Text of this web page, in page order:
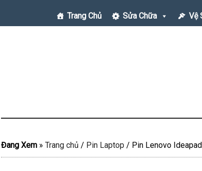
Trang Chủ Sửa Chữa Vệ
Đang Xem » Trang chủ / Pin Laptop / Pin Lenovo